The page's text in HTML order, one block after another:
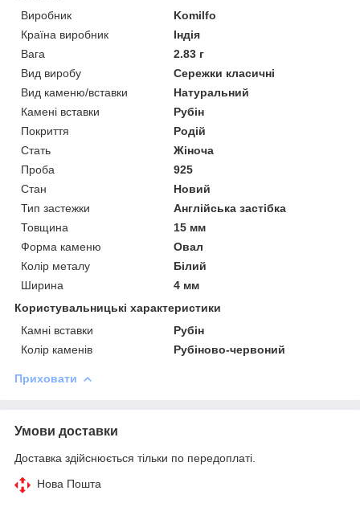
Виробник
Komilfo
Країна виробник
Індія
Вага
2.83 г
Вид виробу
Сережки класичні
Вид каменю/вставки
Натуральний
Камені вставки
Рубін
Покриття
Родій
Стать
Жіноча
Проба
925
Стан
Новий
Тип застежки
Англійська застібка
Товщина
15 мм
Форма каменю
Овал
Колір металу
Білий
Ширина
4 мм
Користувальницькі характеристики
Камні вставки
Рубін
Колір каменів
Рубіново-червоний
Приховати
Умови доставки
Доставка здійснюється тільки по передоплаті.
Нова Пошта